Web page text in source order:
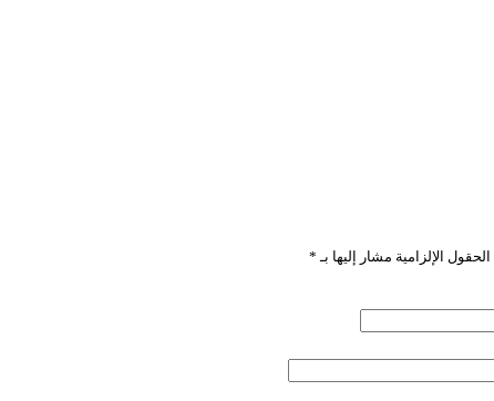
الحقول الإلزامية مشار إليها بـ *